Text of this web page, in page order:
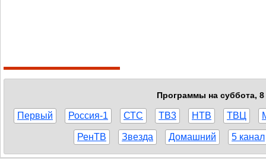
Программы на суббота, 8
Первый Россия-1 СТС ТВ3 НТВ ТВЦ
РенТВ Звезда Домашний 5 канал